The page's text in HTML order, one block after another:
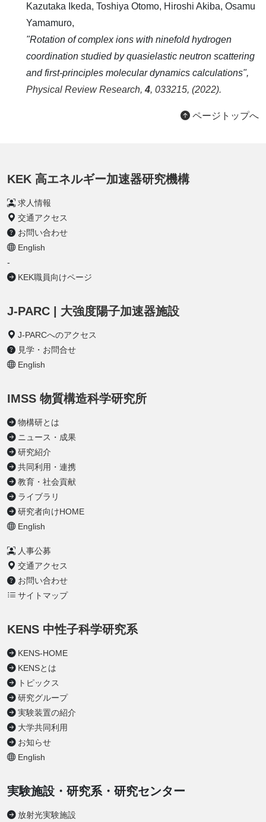
Kazutaka Ikeda, Toshiya Otomo, Hiroshi Akiba, Osamu
Yamamuro,
"Rotation of complex ions with ninefold hydrogen
coordination studied by quasielastic neutron scattering
and first-principles molecular dynamics calculations",
Physical Review Research,4, 033215, (2022).
ページトップへ
KEK 高エネルギー加速器研究機構
求人情報
交通アクセス
お問い合わせ
English
-
KEK職員向けページ
J-PARC | 大強度陽子加速器施設
J-PARCへのアクセス
見学・お問合せ
English
IMSS 物質構造科学研究所
物構研とは
ニュース・成果
研究紹介
共同利用・連携
教育・社会貢献
ライブラリ
研究者向けHOME
English
人事公募
交通アクセス
お問い合わせ
サイトマップ
KENS 中性子科学研究系
KENS-HOME
KENSとは
トピックス
研究グループ
実験装置の紹介
大学共同利用
お知らせ
English
実験施設・研究系・研究センター
放射光実験施設